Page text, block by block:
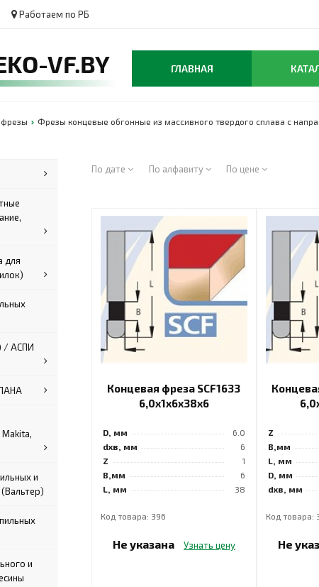
Работаем по РБ
ГЛАВНАЯ
Фрезы концевые обгонные из массивного твердого сплава с
для
/ АСПИ
и
и
По дате По алфавиту По цене
Концевая фреза SCF1633
6,0x1x6x38x6
D, мм
6.0
dхв, мм
6
Z
1
B,мм
6
L, мм
38
Код товара: 396
Не указана Узнать цену
Z
B,мм
L, мм
D, мм
dхв, мм
Код товара:
Не